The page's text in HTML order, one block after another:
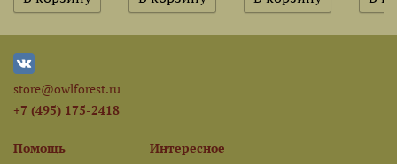
store@owlforest.ru
+7 (495) 175-2418
Помощь
Интересное